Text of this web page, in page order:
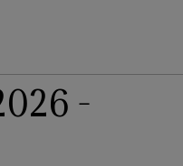
-